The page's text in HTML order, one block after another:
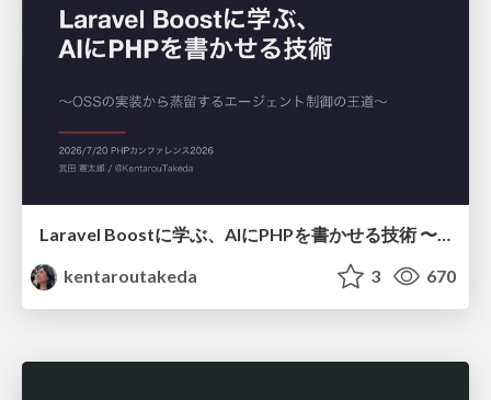
Laravel Boostに学ぶ、AIにPHPを書かせる技術 〜OSSの実装から蒸留するエージェント制御の王道〜
kentaroutakeda
3 670